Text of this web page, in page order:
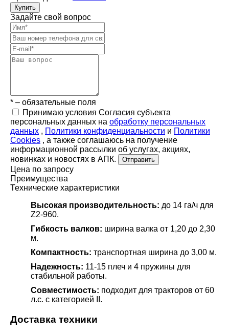
Купить
Задайте свой вопрос
* – обязательные поля
Принимаю условия Согласия субъекта
персональных данных на обработку персональных
данных , Политики конфиденциальности и Политики
Cookies , а также соглашаюсь на получение
информационной рассылки об услугах, акциях,
новинках и новостях в АПК.
Отправить
Цена по запросу
Преимущества
Технические характеристики
Высокая производительность: до 14 га/ч для
Z2-960.
Гибкость валков: ширина валка от 1,20 до 2,30
м.
Компактность: транспортная ширина до 3,00 м.
Надежность: 11-15 плеч и 4 пружины для
стабильной работы.
Совместимость: подходит для тракторов от 60
л.с. с категорией II.
Доставка техники